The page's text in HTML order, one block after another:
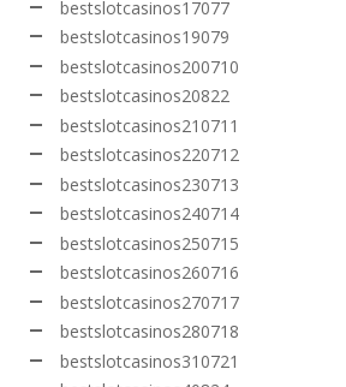
bestslotcasinos17077
bestslotcasinos19079
bestslotcasinos200710
bestslotcasinos20822
bestslotcasinos210711
bestslotcasinos220712
bestslotcasinos230713
bestslotcasinos240714
bestslotcasinos250715
bestslotcasinos260716
bestslotcasinos270717
bestslotcasinos280718
bestslotcasinos310721